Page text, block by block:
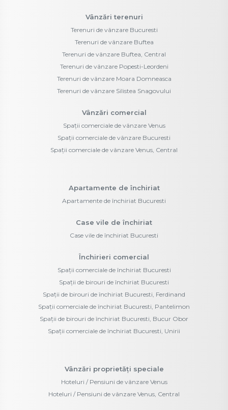
Vânzări terenuri
Terenuri de vânzare Bucuresti
Terenuri de vânzare Buftea
Terenuri de vânzare Buftea, Central
Terenuri de vânzare Popesti-Leordeni
Terenuri de vânzare Moara Domneasca
Terenuri de vânzare Silistea Snagovului
Vânzări comercial
Spații comerciale de vânzare Venus
Spații comerciale de vânzare Bucuresti
Spații comerciale de vânzare Venus, Central
Apartamente de închiriat
Apartamente de închiriat Bucuresti
Case vile de închiriat
Case vile de închiriat Bucuresti
Închirieri comercial
Spații comerciale de închiriat Bucuresti
Spații de birouri de închiriat Bucuresti
Spații de birouri de închiriat Bucuresti, Ferdinand
Spații comerciale de închiriat Bucuresti, Pantelimon
Spații de birouri de închiriat Bucuresti, Bucur Obor
Spații comerciale de închiriat Bucuresti, Unirii
Vânzări proprietăți speciale
Hoteluri / Pensiuni de vânzare Venus
Hoteluri / Pensiuni de vânzare Venus, Central